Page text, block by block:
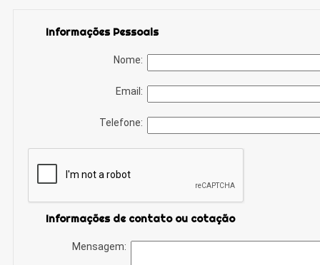
Informações Pessoais
Nome:
Email:
Telefone:
Informações de contato ou cotação
Mensagem: